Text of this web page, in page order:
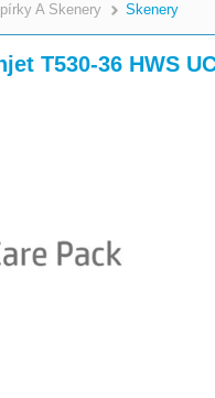
A Skenery Skenery
T530-36 HWS